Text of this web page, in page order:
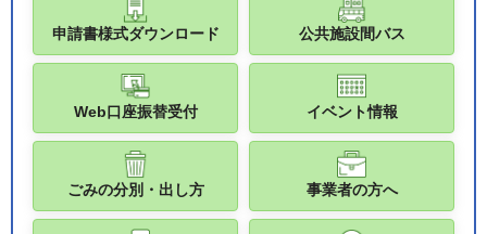
申請書様式ダウンロード 公共施設間バス
Web口座振替受付 イベント情報
ごみの分別・出し方 事業者の方へ